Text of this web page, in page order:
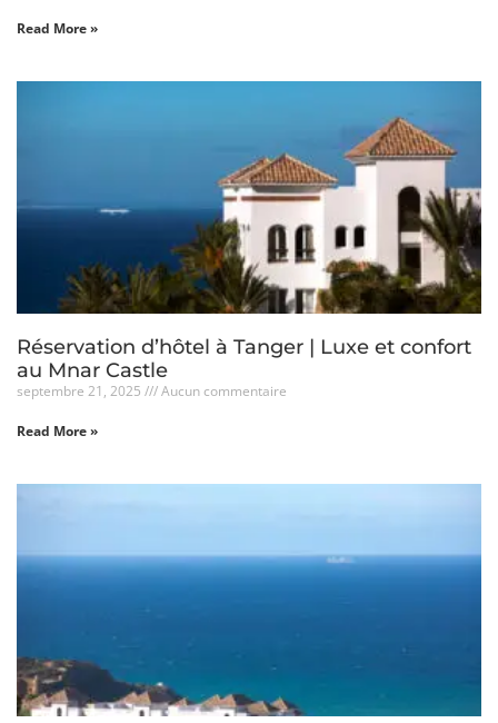
Read More »
Réservation d’hôtel à Tanger | Luxe et confort
au Mnar Castle
septembre 21, 2025 Aucun commentaire
Read More »